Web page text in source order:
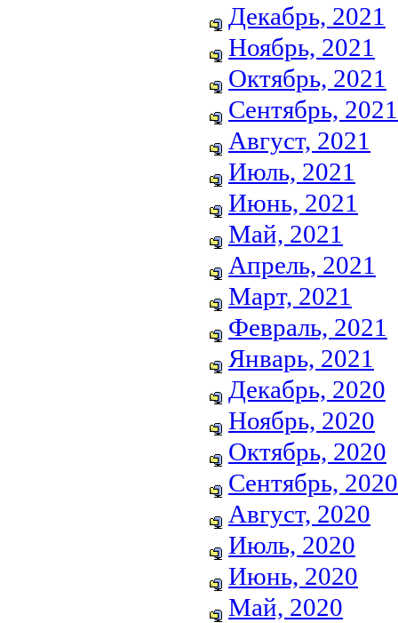
Декабрь, 2021
Ноябрь, 2021
Октябрь, 2021
Сентябрь, 2021
Август, 2021
Июль, 2021
Июнь, 2021
Май, 2021
Апрель, 2021
Март, 2021
Февраль, 2021
Январь, 2021
Декабрь, 2020
Ноябрь, 2020
Октябрь, 2020
Сентябрь, 2020
Август, 2020
Июль, 2020
Июнь, 2020
Май, 2020